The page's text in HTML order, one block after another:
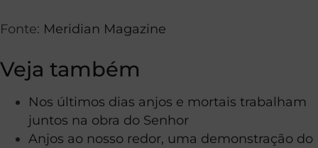
Fonte: Meridian Magazine
Veja também
Nos últimos dias anjos e mortais trabalham
juntos na obra do Senhor
Anjos ao nosso redor, uma demonstração do